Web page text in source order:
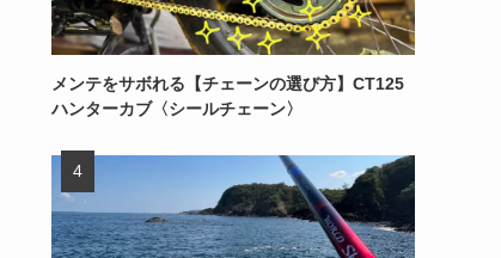
メンテをサボれる【チェーンの選び方】CT125
ハンターカブ〈シールチェーン〉